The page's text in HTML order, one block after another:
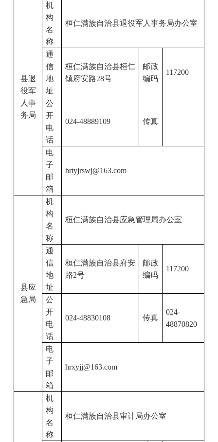
县退
役军
人事
务局
机
构
名
称
桓仁满族自治县退役军人事务局办公室
通
信
地
址
桓仁满族自治县桓仁
镇府安路28号
邮政
编码
117200
公
开
电
话
024-48889109 传真
电
子
邮
箱
hrtyjrswj@163.com
县应
急局
机
构
名
称
桓仁满族自治县应急管理局办公室
通
信
地
址
桓仁满族自治县府安
路2号
邮政
编码
117200
公
开
电
话
024-48830108 传真
024-
48870820
电
子
邮
箱
hrxyjj@163.com
机
构
名
称
桓仁满族自治县审计局办公室